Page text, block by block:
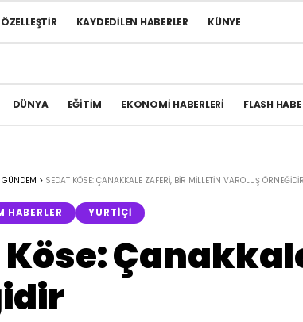
KAYDEDILEN HABERLER KÜNYE
DÜNYA EĞITIM EKONOMI HABERLERI FLASH
GÜNDEM > SEDAT KÖSE: ÇANAKKALE ZAFERI, BIR MILLETIN VAROLUŞ ÖRNEĞIDIR
HABERLER YURTIÇI
Köse: